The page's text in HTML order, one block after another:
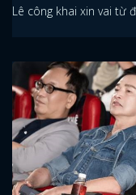
Lê công khai xin vai từ